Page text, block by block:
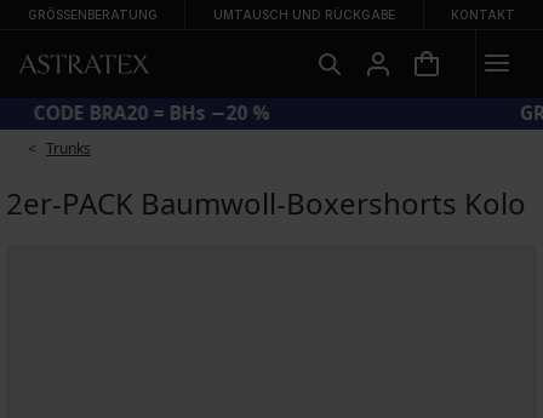
GRÖSSENBERATUNG UMTAUSCH UND RÜCKGABE KONTAKT
CODE BRA20 = BHs −20 %
Trunks
2er-PACK Baumwoll-Boxershorts Kolo